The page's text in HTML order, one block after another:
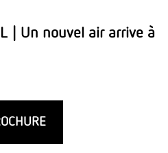
| Un nouvel air arrive à